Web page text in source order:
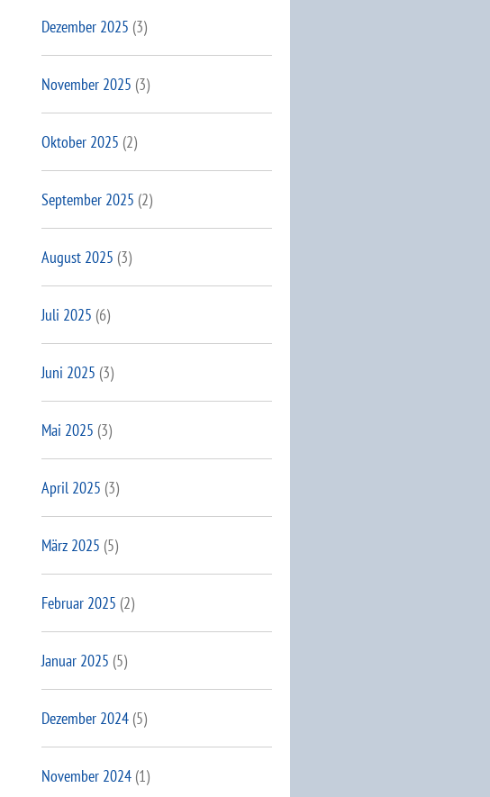
Dezember 2025 (3)
November 2025 (3)
Oktober 2025 (2)
September 2025 (2)
August 2025 (3)
Juli 2025 (6)
Juni 2025 (3)
Mai 2025 (3)
April 2025 (3)
März 2025 (5)
Februar 2025 (2)
Januar 2025 (5)
Dezember 2024(5)
November 2024(1)